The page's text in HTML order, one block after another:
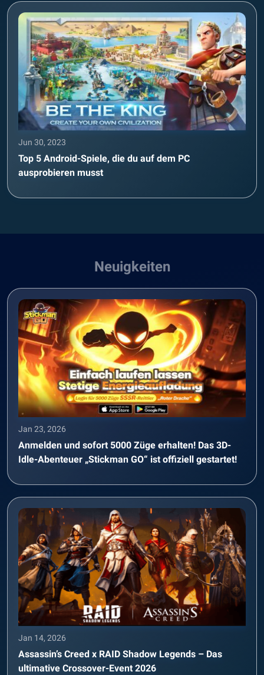
Jun 30, 2023
Top 5 Android-Spiele, die du auf dem PC
ausprobieren musst
Neuigkeiten
Jan 23, 2026
Anmelden und sofort 5000 Züge erhalten! Das 3D-
Idle-Abenteuer „Stickman GO“ ist offiziell gestartet!
Jan 14, 2026
Assassin’s Creed x RAID Shadow Legends – Das
ultimative Crossover-Event 2026